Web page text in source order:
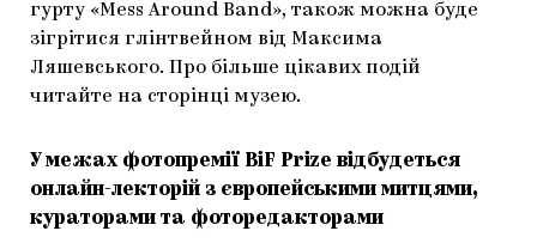
гурту «Mess Around Band», також можна буде
зігрітися глінтвейном від Максима
Ляшевського. Про більше цікавих подій
читайте на сторінці музею.
У межах фотопремії BiF Prize відбудеться
онлайн-лекторій з європейськими митцями,
кураторами та фоторедакторами